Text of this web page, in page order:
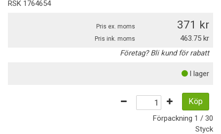
RSK 1764654
Pris ex. moms 371
Pris ink. moms
463.75
Företag? Bli kund för rabatt
I lager
Köp
Förpackning 1 / 30
Styck